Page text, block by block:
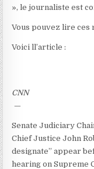
», le journaliste est
Vous pouvez lire ces
Voici ll’article :
CNN
—
Senate Judiciary
Chief Justice John
designate” appear
hearing on Supreme